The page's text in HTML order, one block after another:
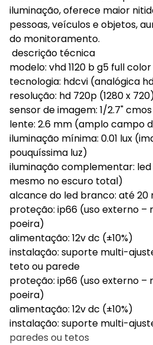
iluminação, oferece maior
pessoas, veículos e objetos,
do monitoramento.
descrição técnica
modelo: vhd 1120 b g5 full color
tecnologia: hdcvi (analógica
resolução: hd 720p (1280 x
sensor de imagem: 1/2.7"
lente: 2.6 mm (amplo campo
iluminação mínima: 0.01 lux
pouquíssima luz)
iluminação complementar:
mesmo no escuro total)
alcance do led branco: até 20
proteção: ip66 (uso externo –
poeira)
alimentação: 12v dc (±10%)
instalação: suporte multi-
teto ou parede
proteção: ip66 (uso externo –
poeira)
alimentação: 12v dc (±10%)
instalação: suporte multi-
paredes ou tetos